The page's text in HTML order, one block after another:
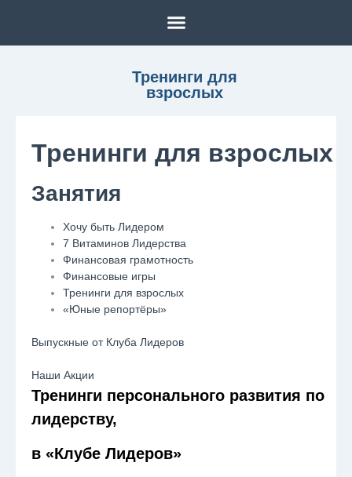
Тренинги для
взрослых
Тренинги для взрослых
Занятия
Хочу быть Лидером
7 Витаминов Лидерства
Финансовая грамотность
Финансовые игры
Тренинги для взрослых
«Юные репортёры»
Выпускные от Клуба Лидеров
Наши Акции
Тренинги персонального развития по
лидерству,
в «Клубе Лидеров»